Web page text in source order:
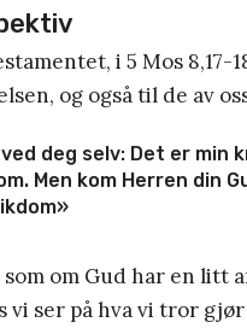
i 5 Mos
og også til de av
deg selv: Det er
Men kom Herren din
om Gud har en litt
vi ser på hva vi tror